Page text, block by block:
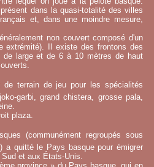
dans la quasi-totalité des villes
et, dans une moindre mesure,
non couvert composé d'un
extrémité). Il existe des frontons des
large et de 6 à 10 mètres de haut
terrain de jeu pour les spécialités
garbi, grand chistera, grosse pala,
plaza.
(communément regroupés sous
a quitté le Pays basque pour émigrer
et aux États-Unis.